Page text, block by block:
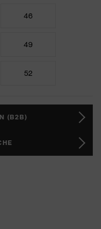
46
49
52
(B2B)